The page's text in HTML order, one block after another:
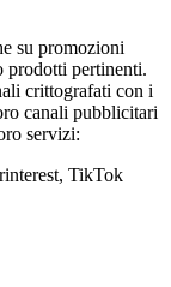
su promozioni
prodotti pertinenti.
crittografati con i
canali pubblicitari
servizi:
TikTok